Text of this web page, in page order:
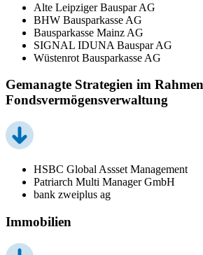
Alte Leipziger Bauspar AG
BHW Bausparkasse AG
Bausparkasse Mainz AG
SIGNAL IDUNA Bauspar AG
Wüstenrot Bausparkasse AG
Gemanagte Strategien im
Fondsvermögensverwaltung
HSBC Global Assset Management
Patriarch Multi Manager GmbH
bank zweiplus ag
Immobilien